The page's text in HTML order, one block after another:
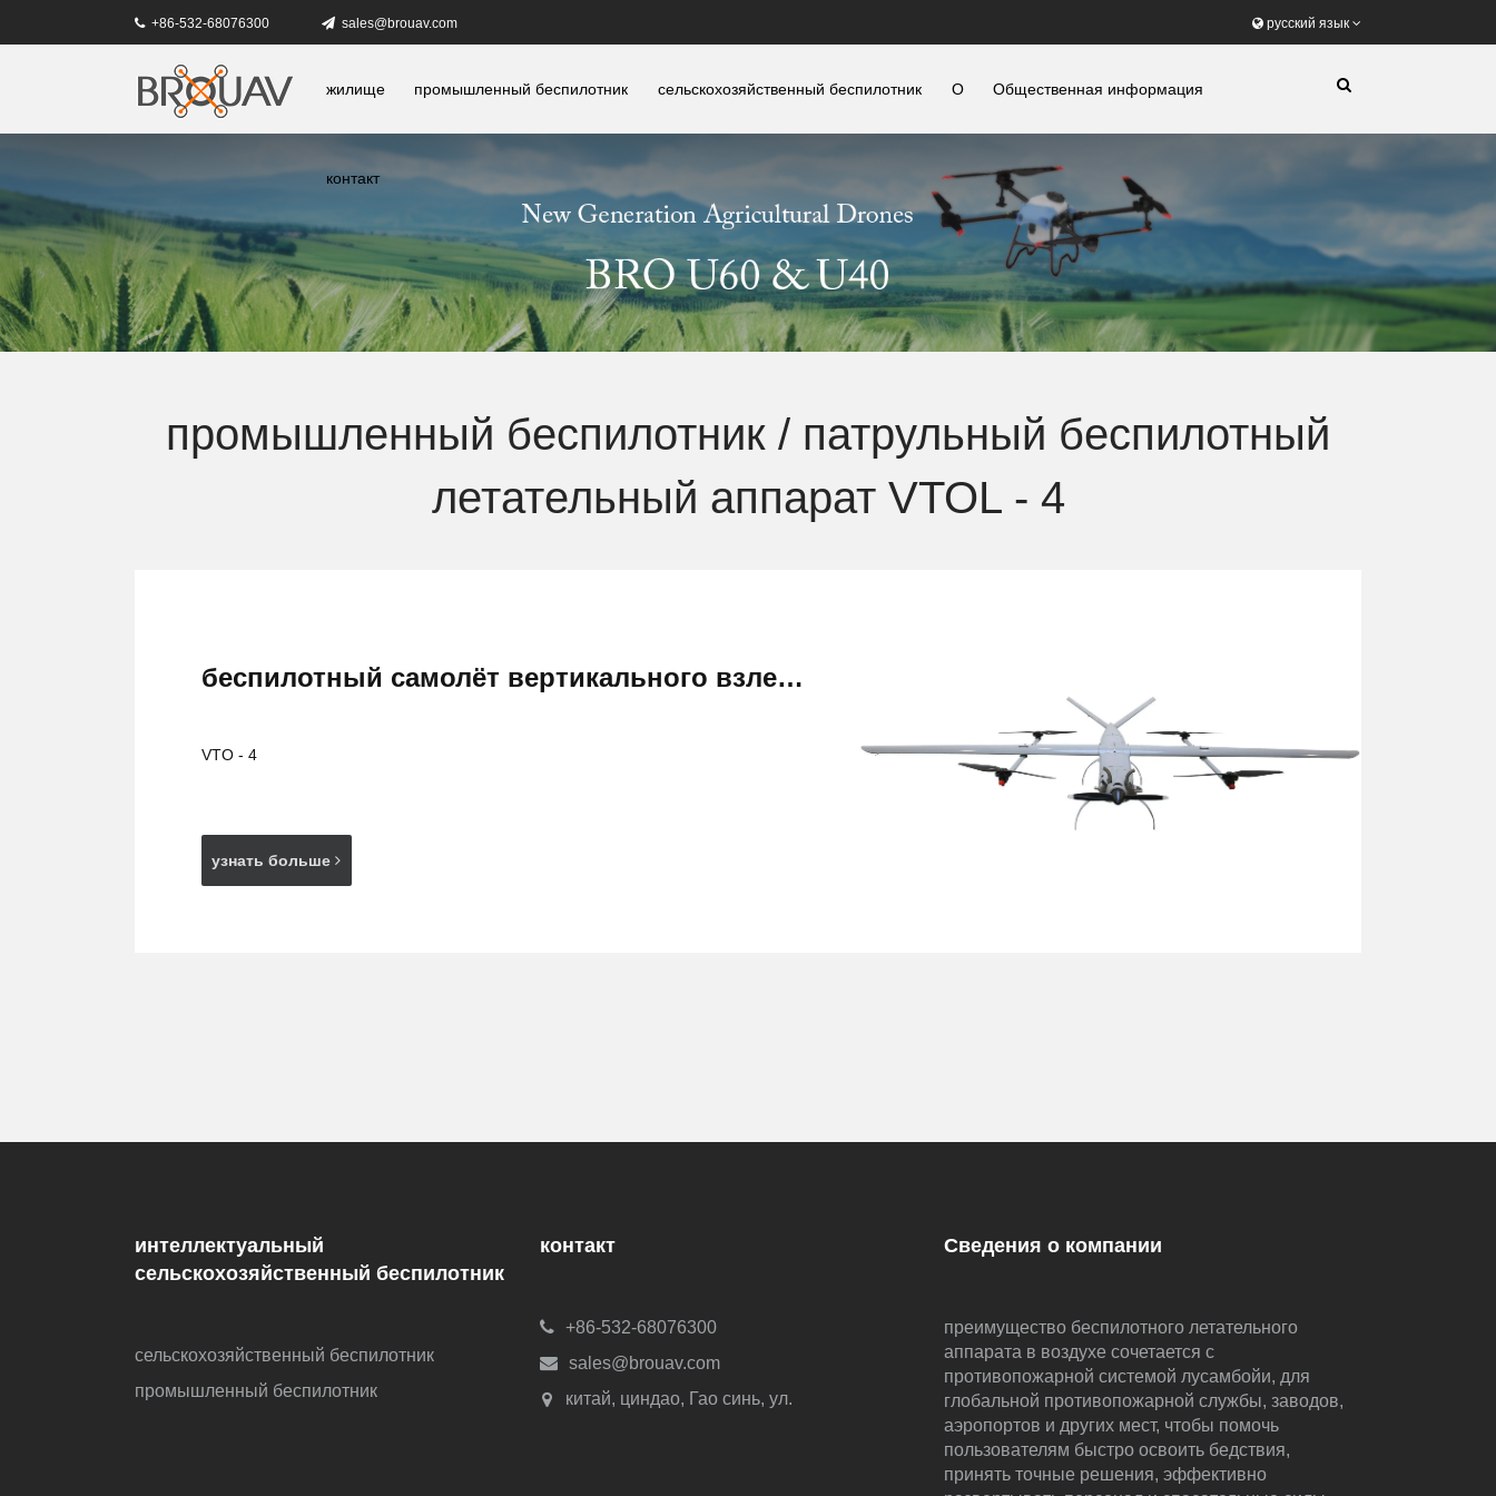
+86-532-68076300 sales@brouav.com русский язык
жилище промышленный беспилотник сельскохозяйственный беспилотник О Общественная информация
контакт
промышленный беспилотник / патрульный беспилотный
летательный аппарат VTOL - 4
беспилотный самолёт вертикального взлета и посадки
VTO - 4
узнать больше
интеллектуальный
сельскохозяйственный беспилотник
сельскохозяйственный беспилотник
промышленный беспилотник
контакт
+86-532-68076300
sales@brouav.com
китай, циндао, Гао синь, ул.
Сведения о компании
преимущество беспилотного летательного
аппарата в воздухе сочетается с
противопожарной системой лусамбойи, для
глобальной противопожарной службы, заводов,
аэропортов и других мест, чтобы помочь
пользователям быстро освоить бедствия,
принять точные решения, эффективно